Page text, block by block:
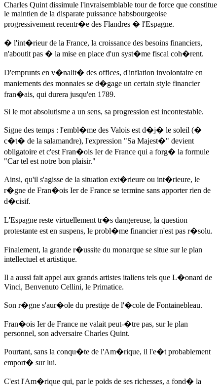
Charles Quint dissimule l'invraisemblable tour de force que constitue
le maintien de la disparate puissance habsbourgeoise
progressivement recentr�e des Flandres � l'Espagne.
� l'int�rieur de la France, la croissance des besoins financiers,
n'aboutit pas � la mise en place d'un syst�me fiscal coh�rent.
D'emprunts en v�nalit� des offices, d'inflation involontaire en
maniements des monnaies se d�gage un certain style financier
fran�ais, qui durera jusqu'en 1789.
Si le mot absolutisme a un sens, sa progression est incontestable.
Signe des temps : l'embl�me des Valois est d�j� le soleil (�
c�t� de la salamandre), l'expression "Sa Majest�" devient
obligatoire et c'est Fran�ois Ier de France qui a forg� la formule
"Car tel est notre bon plaisir."
Ainsi, qu'il s'agisse de la situation ext�rieure ou int�rieure, le
r�gne de Fran�ois Ier de France se termine sans apporter rien de
d�cisif.
L'Espagne reste virtuellement tr�s dangereuse, la question
protestante est en suspens, le probl�me financier n'est pas r�solu.
Finalement, la grande r�ussite du monarque se situe sur le plan
intellectuel et artistique.
Il a aussi fait appel aux grands artistes italiens tels que L�onard de
Vinci, Benvenuto Cellini, le Primatice.
Son r�gne s'aur�ole du prestige de l'�cole de Fontainebleau.
Fran�ois Ier de France ne valait peut-�tre pas, sur le plan
personnel, son adversaire Charles Quint.
Pourtant, sans la conqu�te de l'Am�rique, il l'e�t probablement
emport� sur lui.
C'est l'Am�rique qui, par le poids de ses richesses, a fond� la